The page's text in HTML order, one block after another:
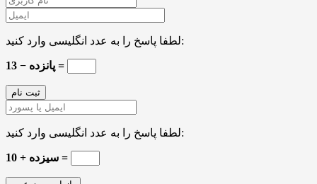
لطفا پاسخ را به عدد انگلیسی وارد کنید:
پانزده − 13 =
لطفا پاسخ را به عدد انگلیسی وارد کنید:
سیزده + 10 =